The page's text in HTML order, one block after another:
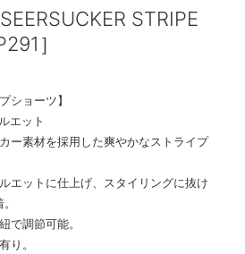
STRIPE
］
ショーツ】
エット
ー素材を採用した爽やかなストライプ
エットに仕上げ、スタイリングに抜け
で調節可能。
り。